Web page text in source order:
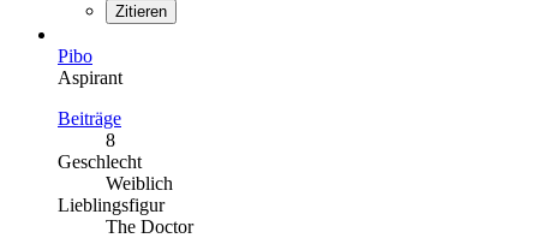
Zitieren
Pibo
Aspirant
Beiträge
8
Geschlecht
Weiblich
Lieblingsfigur
The Doctor